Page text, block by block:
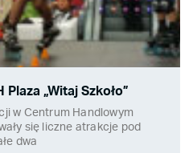
Plaza „Witaj Szkoło”
w Centrum Handlowym
się liczne atrakcje pod
dwa